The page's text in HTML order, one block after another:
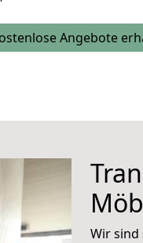
Angebote
Wir sind